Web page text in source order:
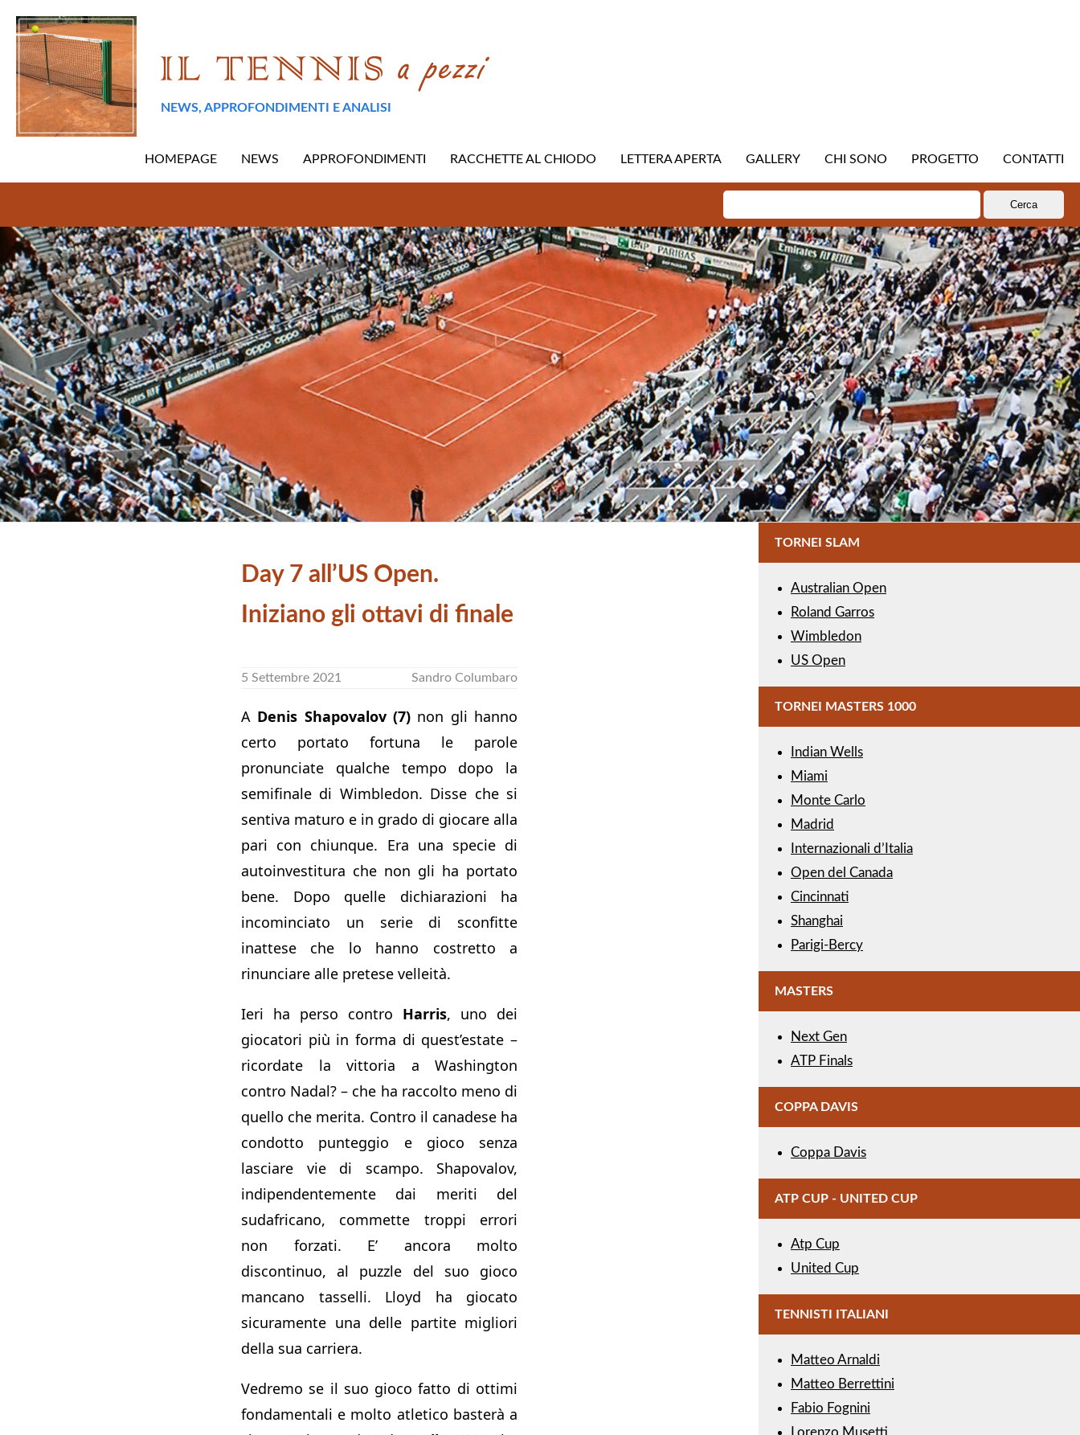
NEWS, APPROFONDIMENTI E ANALISI
HOMEPAGE NEWS APPROFONDIMENTI RACCHETTE AL CHIODO LETTERA APERTA GALLERY CHI SONO PROGETTO CONTATTI
per:
Day 7 all’US Open.
Iniziano gli ottavi di finale
5 Settembre 2021 Sandro Columbaro
A Denis Shapovalov (7) non gli hanno
certo portato fortuna le parole
pronunciate qualche tempo dopo la
semifinale di Wimbledon. Disse che si
sentiva maturo e in grado di giocare alla
pari con chiunque. Era una specie di
autoinvestitura che non gli ha portato
bene. Dopo quelle dichiarazioni ha
incominciato un serie di sconfitte
inattese che lo hanno costretto a
rinunciare alle pretese velleità.
Ieri ha perso contro Harris, uno dei
giocatori più in forma di quest’estate –
ricordate la vittoria a Washington
contro Nadal? – che ha raccolto meno di
quello che merita. Contro il canadese ha
condotto punteggio e gioco senza
lasciare vie di scampo. Shapovalov,
indipendentemente dai meriti del
sudafricano, commette troppi errori
non forzati. E’ ancora molto
discontinuo, al puzzle del suo gioco
mancano tasselli. Lloyd ha giocato
sicuramente una delle partite migliori
della sua carriera.
Vedremo se il suo gioco fatto di ottimi
fondamentali e molto atletico basterà a
TORNEI SLAM
Australian Open
Roland Garros
Wimbledon
US Open
TORNEI MASTERS 1000
Indian Wells
Miami
Monte Carlo
Madrid
Internazionali d’Italia
Open del Canada
Cincinnati
Shanghai
Parigi-Bercy
MASTERS
Next Gen
ATP Finals
COPPA DAVIS
Coppa Davis
ATP CUP - UNITED CUP
Atp Cup
United Cup
TENNISTI ITALIANI
Matteo Arnaldi
Matteo Berrettini
Fabio Fognini
Lorenzo Musetti